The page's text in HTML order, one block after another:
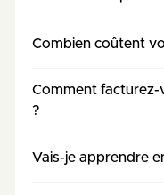
Combien coûtent
Comment facturez-
?
Vais-je apprendre